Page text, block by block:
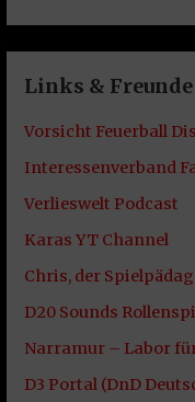
Links & Freunde
Vorsicht Feuerball
Interessenverband
Verlieswelt Podcast
Karas YT Channel
Chris, der
D20 Sounds
Narramur – Labor
D3 Portal (DnD